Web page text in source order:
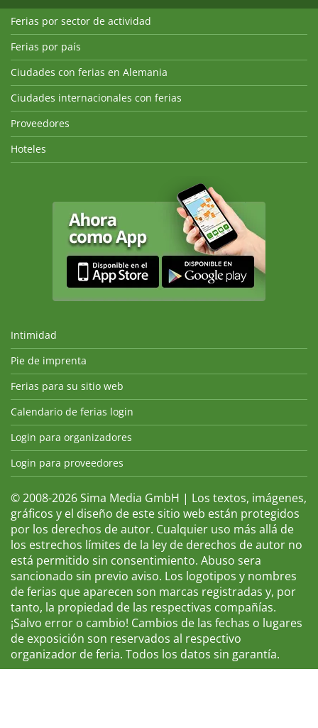
Ferias por sector de actividad
Ferias por país
Ciudades con ferias en Alemania
Ciudades internacionales con ferias
Proveedores
Hoteles
Intimidad
Pie de imprenta
Ferias para su sitio web
Calendario de ferias login
Login para organizadores
Login para proveedores
© 2008-2026 Sima Media GmbH | Los textos, imágenes,
gráficos y el diseño de este sitio web están protegidos
por los derechos de autor. Cualquier uso más allá de
los estrechos límites de la ley de derechos de autor no
está permitido sin consentimiento. Abuso sera
sancionado sin previo aviso. Los logotipos y nombres
de ferias que aparecen son marcas registradas y, por
tanto, la propiedad de las respectivas compañías.
¡Salvo error o cambio! Cambios de las fechas o lugares
de exposición son reservados al respectivo
organizador de feria. Todos los datos sin garantía.